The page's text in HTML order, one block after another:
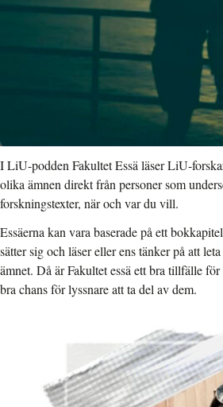
I LiU-podden Fakultet Essä läser LiU-
olika ämnen direkt från personer som
forskningstexter, när och var du vill.
Essäerna kan vara baserade på ett
sätter sig och läser eller ens tänker på att
ämnet. Då är Fakultet essä ett bra tillfälle
bra chans för lyssnare att ta del av dem.